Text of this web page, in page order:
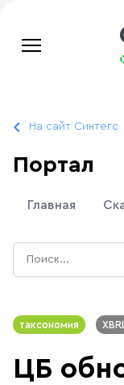
На сайт Синтегс
Портал
Главная
таксономия
ЦБ